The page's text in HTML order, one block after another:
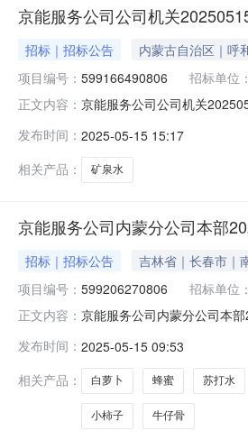
京能服务公司公司机关
招标｜招标公告 内蒙古自治区｜呼
项目编号： 599166490806 招标单位：
正文内容： 京能服务公司公司机关
赛罕区金桥世纪七路盛海大
发布时间： 2025-05-15 15:17
相关产品：
矿泉水
京能服务公司内蒙分公司本部
招标｜招标公告 吉林省｜长春市｜
项目编号： 599206270806 招标单位：
正文内容： 京能服务公司内蒙分公司本
-40斤8--海带丝----4盒9--生
发布时间： 2025-05-15 09:53
相关产品：
白萝卜 蜂蜜 苏打水
小柿子 牛仔骨